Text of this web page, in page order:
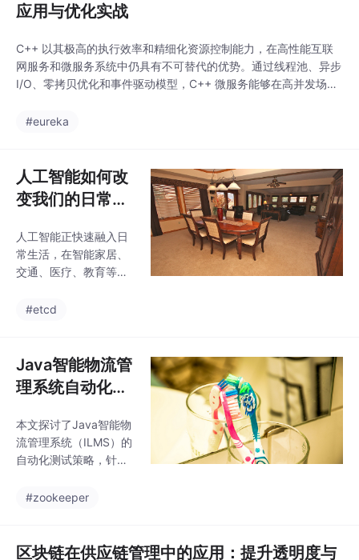
应用与优化实战
C++ 以其极高的执行效率和精细化资源控制能力，在高性能互联
网服务和微服务系统中仍具有不可替代的优势。通过线程池、异步
I/O、零拷贝优化和事件驱动模型，C++ 微服务能够在高并发场景
理，C++ 将继续在高性能互联网技术体系中发挥重要作用，为企
#eureka
人工智能如何改
变我们的日常生
人工智能正快速融入日
常生活，在智能家居、
交通、医疗、教育等领
工作方式，带来效率提
备更强自主学习能力，
并与物联网深度融合。
在享受技术便利的同
响，建立伦理框架以平
衡发展与稳定。AI既是
机遇也是挑战，需要人
同推动社会进步。
#etcd
Java智能物流管
理系统自动化测
略
本文探讨了Java智能物
流管理系统（ILMS）的
自动化测试策略，针对
调度等多模块协同中的
试框架、数据驱动方法
#zookeeper
区块链在供应链管理中的应用：提升透明度与